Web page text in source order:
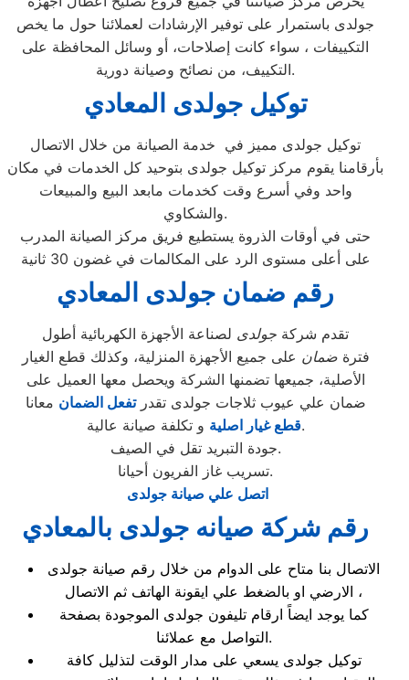
جولدى باستمرار على توفير الإرشادات لعملائنا حول ما يخص
التكييفات ، سواء كانت إصلاحات، أو وسائل المحافظة على
التكييف، من نصائح وصيانة دورية.
توكيل جولدى المعادي
توكيل جولدى مميز في خدمة الصيانة من خلال الاتصال
بأرقامنا يقوم مركز توكيل جولدى بتوحيد كل الخدمات في مكان
واحد وفي أسرع وقت كخدمات مابعد البيع والمبيعات
والشكاوي.
حتى في أوقات الذروة يستطيع فريق مركز الصيانة المدرب
على أعلى مستوى الرد على المكالمات في غضون 30 ثانية
رقم ضمان جولدى المعادي
تقدم شركة جولدى لصناعة الأجهزة الكهربائية أطول
فترةضمان على جميع الأجهزة المنزلية، وكذلك قطع الغيار
الأصلية، جميعها تضمنها الشركة ويحصل معها العميل على
ضمان علي عيوب ثلاجات جولدى تقدرتفعل الضمان معانا
قطع غيار اصليةو تكلفة صيانة عالية.
جودة التبريد تقل في الصيف.
تسريب غاز الفريون أحيانا.
اتصل علي صيانة جولدى
رقم شركة صيانه جولدى بالمعادي
الاتصال بنا متاح على الدوام من خلال رقم صيانة جولدى
الارضي او بالضغط علي ايقونة الهاتف ثم الاتصال ،
كما يوجد ايضاً ارقام تليفون جولدى الموجودة بصفحة
التواصل مع عملائنا.
توكيل جولدى يسعي على مدار الوقت لتذليل كافة